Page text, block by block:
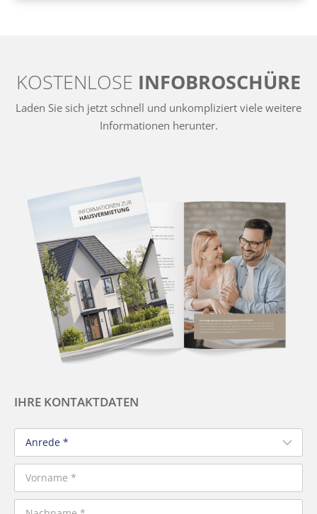
KOSTENLOSE INFOBROSCHÜRE
Laden Sie sich jetzt schnell und unkompliziert viele weitere
Informationen herunter.
IHRE KONTAKTDATEN